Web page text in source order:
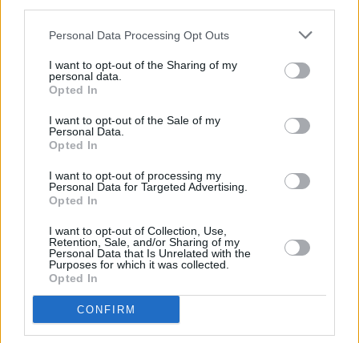
Personal Data Processing Opt Outs
I want to opt-out of the Sharing of my
personal data.
Opted In
I want to opt-out of the Sale of my
Personal Data.
Opted In
I want to opt-out of processing my
Personal Data for Targeted Advertising.
Opted In
I want to opt-out of Collection, Use,
Retention, Sale, and/or Sharing of my
Personal Data that Is Unrelated with the
Purposes for which it was collected.
Opted In
CONFIRM
E-izdevumu arhīvs
SKATĪT ŽURNĀLA ARHĪVU
Dalies